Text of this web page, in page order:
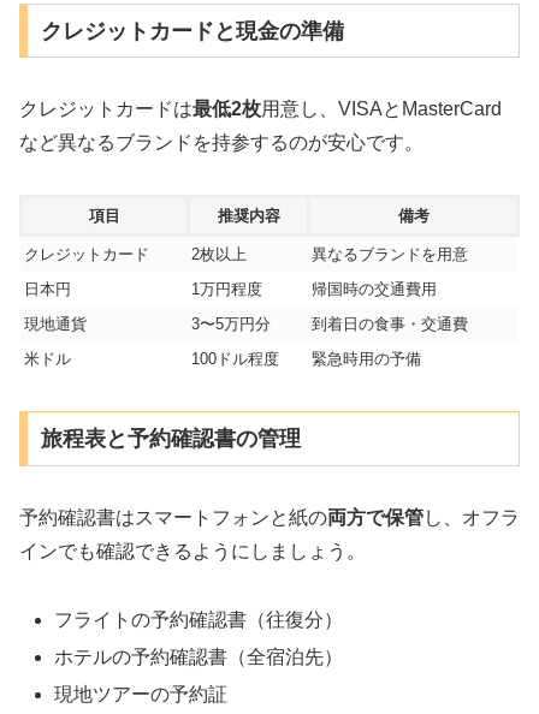
クレジットカードと現金の準備
クレジットカードは最低2枚用意し、VISAとMasterCard
など異なるブランドを持参するのが安心です。
項目 推奨内容 備考
クレジットカード 2枚以上
異なるブランドを用意
日本円
1万円程度
帰国時の交通費用
現地通貨
3〜5万円分
到着日の食事・交通費
米ドル
100ドル程度 緊急時用の予備
旅程表と予約確認書の管理
予約確認書はスマートフォンと紙の両方で保管し、オフラ
インでも確認できるようにしましょう。
フライトの予約確認書（往復分）
ホテルの予約確認書（全宿泊先）
現地ツアーの予約証